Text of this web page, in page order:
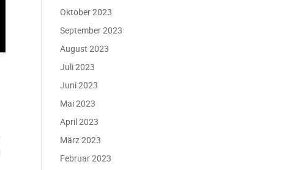
Oktober 2023
September 2023
August 2023
Juli 2023
Juni 2023
Mai 2023
April 2023
März 2023
Februar 2023